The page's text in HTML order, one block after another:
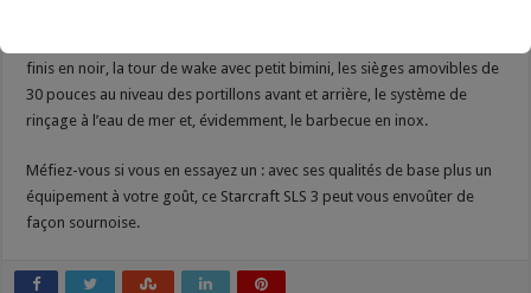
finis en noir, la tour de wake avec petit bimini, les sièges amovibles de
30 pouces au niveau des portillons avant et arrière, le système de
rinçage à l’eau de mer et, évidemment, le barbecue en inox.
Méfiez-vous si vous en essayez un : avec ses qualités de base plus un
équipement à votre goût, ce Starcraft SLS 3 peut vous envoûter de
façon sournoise.